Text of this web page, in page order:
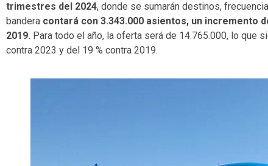
trimestres del 2024, donde se sumarán destinos,
bandera contará con 3.343.000 asientos, un incremento
2019. Para todo el año, la oferta será de 14.765.000, lo que
contra 2023 y del 19 % contra 2019.